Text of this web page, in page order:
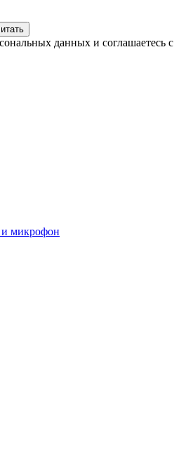
данных и соглашаетесь с